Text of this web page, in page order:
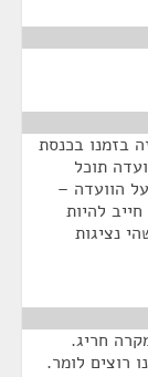
בזמנו בכנסת
תוכל
הוועדה –
להיות
נציגות
חריג.
רוצים לומר.